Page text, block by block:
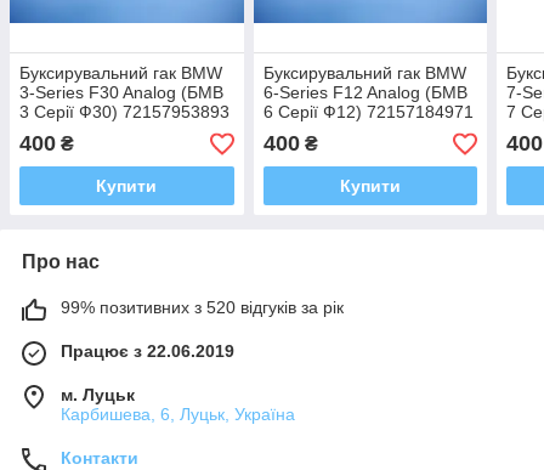
Буксирувальний гак BMW
3-Series F30 Analog (БМВ
3 Серії Ф30) 72157953893
400 ₴
Купити
Буксирувальний гак BMW
6-Series F12 Analog (БМВ
6 Серії Ф12) 72157184971
400₴
Купити
7-
7
400
Про нас
99% позитивних з 520 відгуків за рік
Працює з 22.06.2019
м. Луцьк
Карбишева, 6, Луцьк, Україна
Контакти